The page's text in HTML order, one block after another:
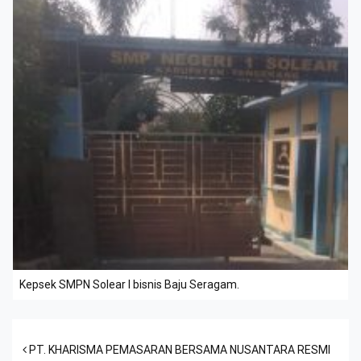
Kepsek SMPN Solear I bisnis Baju Seragam.
Post navigation
PT. KHARISMA PEMASARAN BERSAMA NUSANTARA RESMI